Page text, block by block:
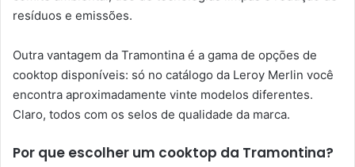
resíduos e emissões.
Outra vantagem da Tramontina é a gama de opções de
cooktop disponíveis: só no catálogo da Leroy Merlin você
encontra aproximadamente vinte modelos diferentes.
Claro, todos com os selos de qualidade da marca.
Por que escolher um cooktop da Tramontina?